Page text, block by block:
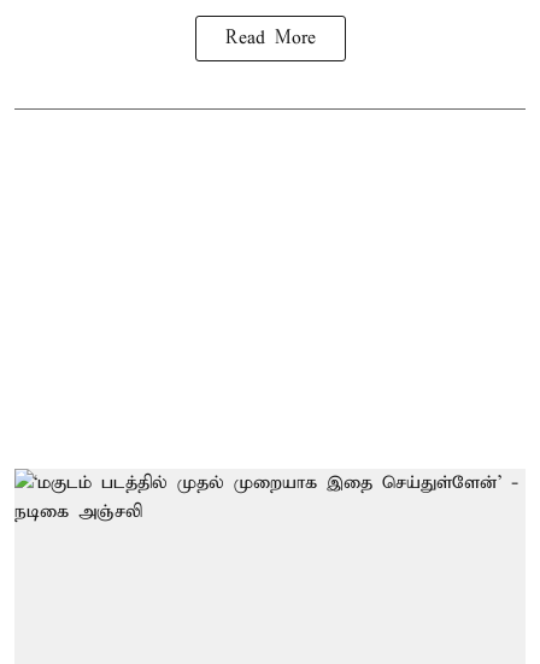
Read More